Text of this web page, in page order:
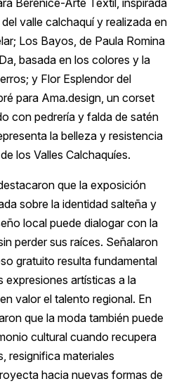
Berenice-Arte Textil, inspirada
valle calchaquí y realizada en
Los Bayos, de Paula Romina
basada en los colores y la
y Flor Esplendor del
para Ama.design, un corset
con pedrería y falda de satén
la belleza y resistencia
los Valles Calchaquíes.
que la exposición
sobre la identidad salteña y
local puede dialogar con la
perder sus raíces. Señalaron
gratuito resulta fundamental
expresiones artísticas a la
valor el talento regional. En
que la moda también puede
cultural cuando recupera
resignifica materiales
hacia nuevas formas de